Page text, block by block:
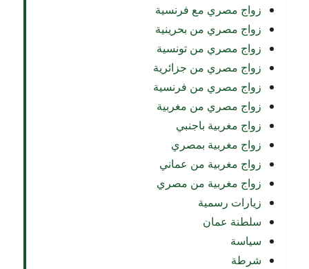
زواج مصري مع فرنسية
زواج مصري من بحرينية
زواج مصري من تونسية
زواج مصري من جزائرية
زواج مصري من فرنسية
زواج مصري من مغربية
زواج مغربية باجنبي
زواج مغربية بمصري
زواج مغربية من عماني
زواج مغربية من مصري
زيارات رسمية
سلطنة عمان
سياسة
شرطة